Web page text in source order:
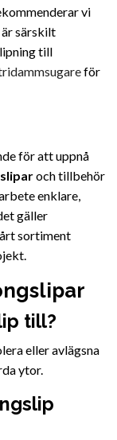
vi
är särskilt
till
för
för att uppnå
och tillbehör
enklare,
gäller
sortiment
till?
eller avlägsna
ytor.